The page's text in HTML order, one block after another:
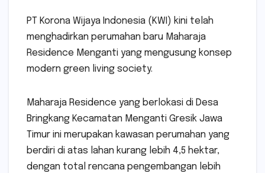
PT Korona Wijaya Indonesia (KWI) kini telah
menghadirkan perumahan baru Maharaja
Residence Menganti yang mengusung konsep
modern green living society.
Maharaja Residence yang berlokasi di Desa
Bringkang Kecamatan Menganti Gresik Jawa
Timur ini merupakan kawasan perumahan yang
berdiri di atas lahan kurang lebih 4,5 hektar,
dengan total rencana pengembangan lebih